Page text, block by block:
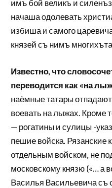
имъ бой великъ и
начаша одолевать
избиша и самого
князей съ нимъ
Известно, что
переводится как «на
наёмные татары
воевать на лыжах. Кроме
— рогатины и сулицы -
пешие войска. Рязанские
отдельным войском, не
московскому князю («… а
Василья Васильевича